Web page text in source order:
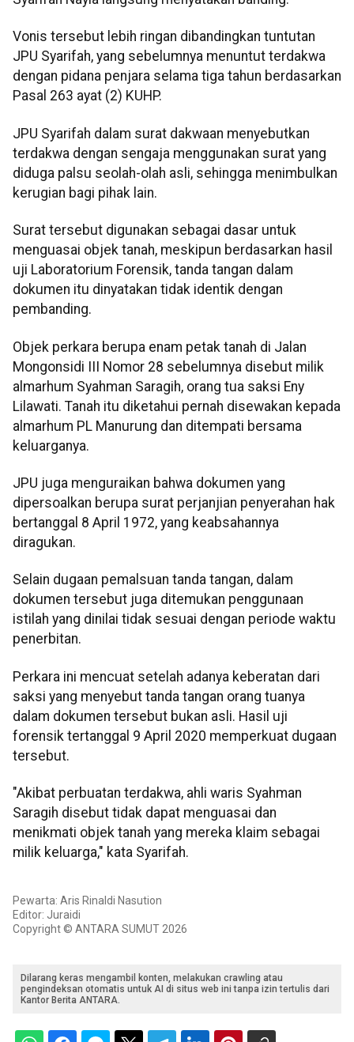
Vonis tersebut lebih ringan dibandingkan tuntutan
JPU Syarifah, yang sebelumnya menuntut terdakwa
dengan pidana penjara selama tiga tahun berdasarkan
Pasal 263 ayat (2) KUHP.
JPU Syarifah dalam surat dakwaan menyebutkan
terdakwa dengan sengaja menggunakan surat yang
diduga palsu seolah-olah asli, sehingga menimbulkan
kerugian bagi pihak lain.
Surat tersebut digunakan sebagai dasar untuk
menguasai objek tanah, meskipun berdasarkan hasil
uji Laboratorium Forensik, tanda tangan dalam
dokumen itu dinyatakan tidak identik dengan
pembanding.
Objek perkara berupa enam petak tanah di Jalan
Mongonsidi III Nomor 28 sebelumnya disebut milik
almarhum Syahman Saragih, orang tua saksi Eny
Lilawati. Tanah itu diketahui pernah disewakan kepada
almarhum PL Manurung dan ditempati bersama
keluarganya.
JPU juga menguraikan bahwa dokumen yang
dipersoalkan berupa surat perjanjian penyerahan hak
bertanggal 8 April 1972, yang keabsahannya
diragukan.
Selain dugaan pemalsuan tanda tangan, dalam
dokumen tersebut juga ditemukan penggunaan
istilah yang dinilai tidak sesuai dengan periode waktu
penerbitan.
Perkara ini mencuat setelah adanya keberatan dari
saksi yang menyebut tanda tangan orang tuanya
dalam dokumen tersebut bukan asli. Hasil uji
forensik tertanggal 9 April 2020 memperkuat dugaan
tersebut.
"Akibat perbuatan terdakwa, ahli waris Syahman
Saragih disebut tidak dapat menguasai dan
menikmati objek tanah yang mereka klaim sebagai
milik keluarga," kata Syarifah.
Pewarta: Aris Rinaldi Nasution
Editor: Juraidi
Copyright © ANTARA SUMUT 2026
Dilarang keras mengambil konten, melakukan crawling atau
pengindeksan otomatis untuk AI di situs web ini tanpa izin tertulis dari
Kantor Berita ANTARA.